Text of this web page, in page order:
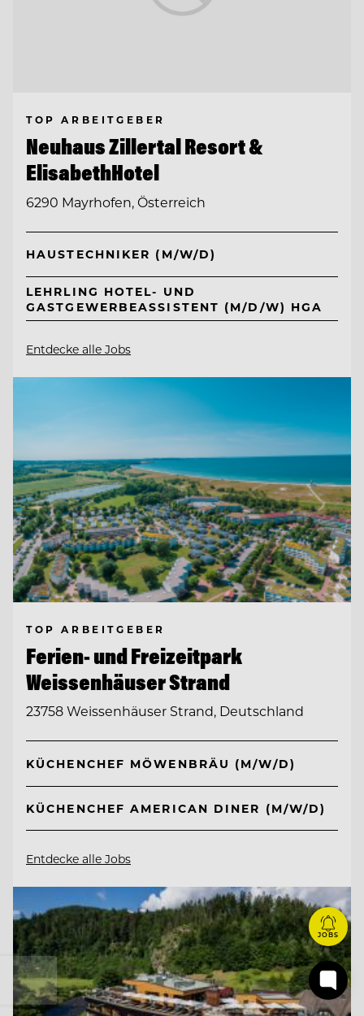
TOP ARBEITGEBER
Neuhaus Zillertal Resort &
ElisabethHotel
6290 Mayrhofen, Österreich
HAUSTECHNIKER (M/W/D)
LEHRLING HOTEL- UND
GASTGEWERBEASSISTENT (M/D/W) HGA
Entdecke alle Jobs
TOP ARBEITGEBER
Ferien- und Freizeitpark
Weissenhäuser Strand
23758 Weissenhäuser Strand, Deutschland
KÜCHENCHEF MÖWENBRÄU (M/W/D)
KÜCHENCHEF AMERICAN DINER (M/W/D)
Entdecke alle Jobs
JOBS